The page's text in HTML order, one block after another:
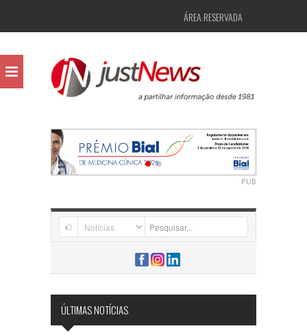
ÁREA RESERVADA
PUB
ÚLTIMAS NOTÍCIAS